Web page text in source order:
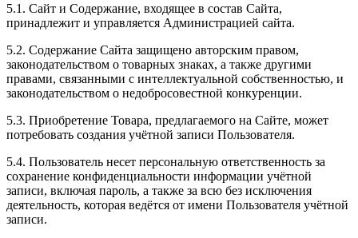
5.1. Сайт и Содержание, входящее в состав Сайта,
принадлежит и управляется Администрацией сайта.
5.2. Содержание Сайта защищено авторским правом,
законодательством о товарных знаках, а также другими
правами, связанными с интеллектуальной собственностью, и
законодательством о недобросовестной конкуренции.
5.3. Приобретение Товара, предлагаемого на Сайте, может
потребовать создания учётной записи Пользователя.
5.4. Пользователь несет персональную ответственность за
сохранение конфиденциальности информации учётной
записи, включая пароль, а также за всю без исключения
деятельность, которая ведётся от имени Пользователя учётной
записи.